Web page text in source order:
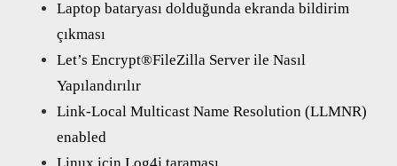
Laptop bataryası dolduğunda ekranda bildirim
çıkması
Let’s Encrypt®FileZilla Server ile Nasıl
Yapılandırılır
Link-Local Multicast Name Resolution (LLMNR)
enabled